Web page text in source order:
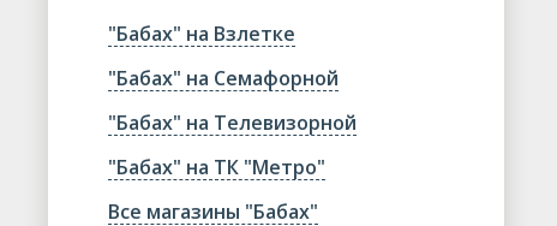
"Бабах" на Взлетке
"Бабах" на Семафорной
"Бабах" на Телевизорной
"Бабах" на ТК "Метро"
Все магазины "Бабах"